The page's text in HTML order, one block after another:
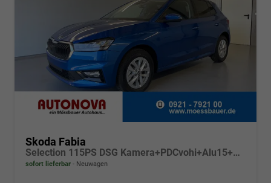
Skoda Fabia
Selection 115PS DSG Kamera+PDCvohi+Alu15+AppConnect+Sitzheizung+Sunset+LED
sofort lieferbar Neuwagen